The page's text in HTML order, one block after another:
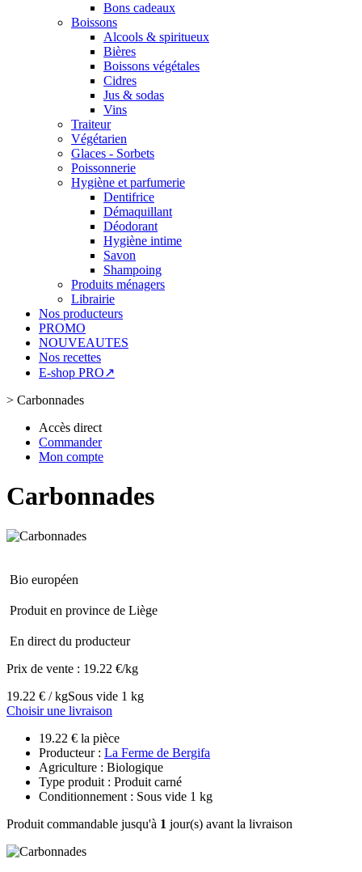
Bons cadeaux
Boissons
Alcools & spiritueux
Bières
Boissons végétales
Cidres
Jus & sodas
Vins
Traiteur
Végétarien
Glaces - Sorbets
Poissonnerie
Hygiène et parfumerie
Dentifrice
Démaquillant
Déodorant
Hygiène intime
Savon
Shampoing
Produits ménagers
Librairie
Nos producteurs
PROMO
NOUVEAUTES
Nos recettes
E-shop PRO↗
> Carbonnades
Accès direct
Commander
Mon compte
Carbonnades
Bio européen
Produit en province de Liège
En direct du producteur
Prix de vente : 19.22 €/kg
19.22 € / kgSous vide 1 kg
Choisir une livraison
19.22 € la pièce
Producteur : La Ferme de Bergifa
Agriculture : Biologique
Type produit : Produit carné
Conditionnement : Sous vide 1 kg
Produit commandable jusqu'à 1 jour(s) avant la livraison